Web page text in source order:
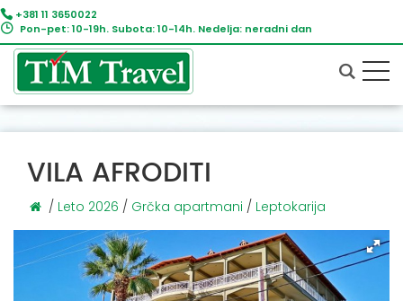
+381 11 3650022
Pon-pet: 10-19h. Subota: 10-14h. Nedelja: neradni dan
VILA AFRODITI
/ Leto 2026 / Grčka apartmani / Leptokarija